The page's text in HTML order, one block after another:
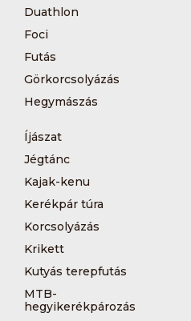
Duathlon
Foci
Futás
Görkorcsolyázás
Hegymászás
Íjászat
Jégtánc
Kajak-kenu
Kerékpár túra
Korcsolyázás
Krikett
Kutyás terepfutás
MTB-
hegyikerékpározás